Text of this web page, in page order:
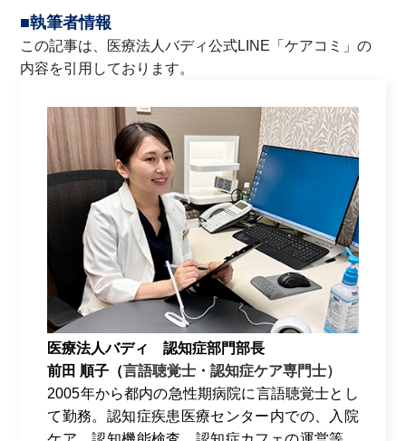
■執筆者情報
この記事は、医療法人バディ公式LINE「ケアコミ 」の
内容を引用しております。
医療法人バディ 認知症部門部長
前田 順子（言語聴覚士・認知症ケア専門士）
2005年から都内の急性期病院に言語聴覚士とし
て勤務。認知症疾患医療センター内での、入院